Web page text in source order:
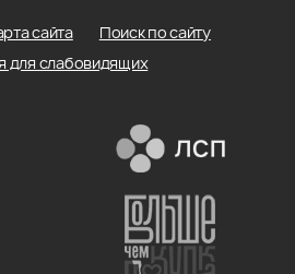
сайта
Поиск по сайту
для слабовидящих